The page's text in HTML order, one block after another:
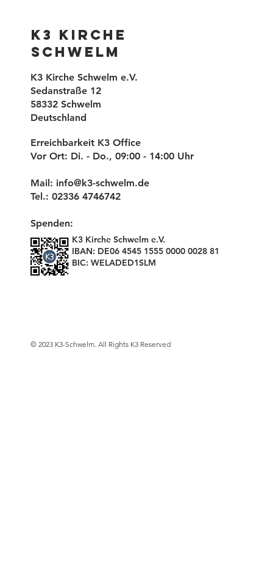
K3 Kirche
Schwelm
K3 Kirche Schwelm e.V.
Sedanstraße 12
58332 Schwelm
Deutschland
Erreichbarkeit K3 Office
Vor Ort: Di. - Do., 09:00 - 14:00 Uhr
Mail: info@k3-schwelm.de
Tel.: 02336 4746742
Spenden:
K3 Kirche Schwelm e.V.
IBAN: DE06 4545 1555 0000 0028 81
BIC: WELADED1SLM
© 2023 K3-Schwelm. All Rights K3 Reserved